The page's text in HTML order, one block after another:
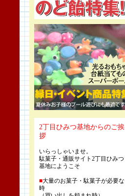
2丁目ひみつ基地からのご挨
拶
いらっしゃいませ。
駄菓子・通販サイト2丁目ひみつ
基地にようこそ
■大量のお菓子・駄菓子が必要な
時